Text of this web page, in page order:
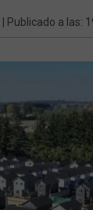
| Publicado a las: